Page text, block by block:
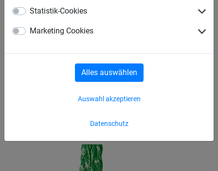
Statistik-Cookies
Marketing Cookies
Datenschutz
Auswahl akzeptieren
Alles auswählen
Schutznetz aus PP, ca. 5 mm
stark, Maschenweite 45 mm